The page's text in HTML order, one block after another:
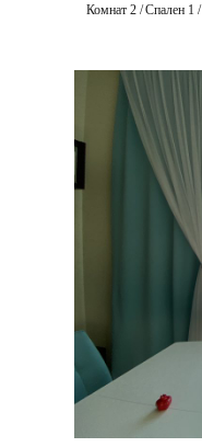
Комнат 2 /Спален 1 /